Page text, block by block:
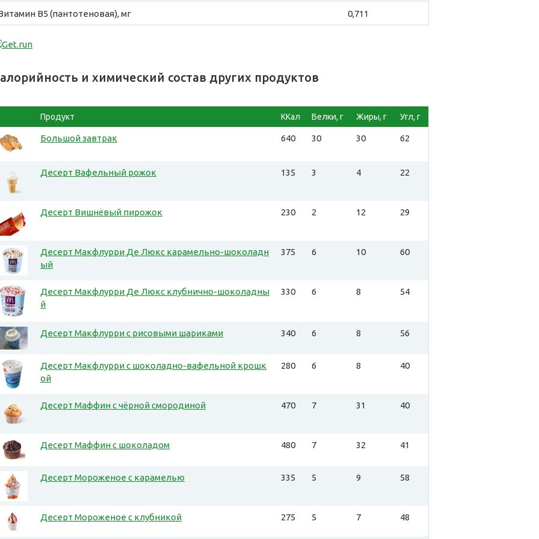
B5 (пантотеновая), мг 0,711
и химический состав других продуктов
Продукт ККал Белки, г Жиры, г Угл, г
Большой завтрак 640 30 30 62
Десерт Вафельный рожок 135 3 4 22
Десерт Вишнёвый пирожок 230 2 12 29
Десерт Макфлурри Де Люкс карамельно-шоколадн
ый
375 6 10 60
Десерт Макфлурри Де Люкс клубнично-шоколадны
й
330 6 8 54
Десерт Макфлурри с рисовыми шариками 340 6 8 56
Десерт Макфлурри с шоколадно-вафельной крошк
ой
280 6 8 40
Десерт Маффин с чёрной смородиной 470 7 31 40
Десерт Маффин с шоколадом 480 7 32 41
Десерт Мороженое с карамелью 335 5 9 58
Десерт Мороженое с клубникой 275 5 7 48